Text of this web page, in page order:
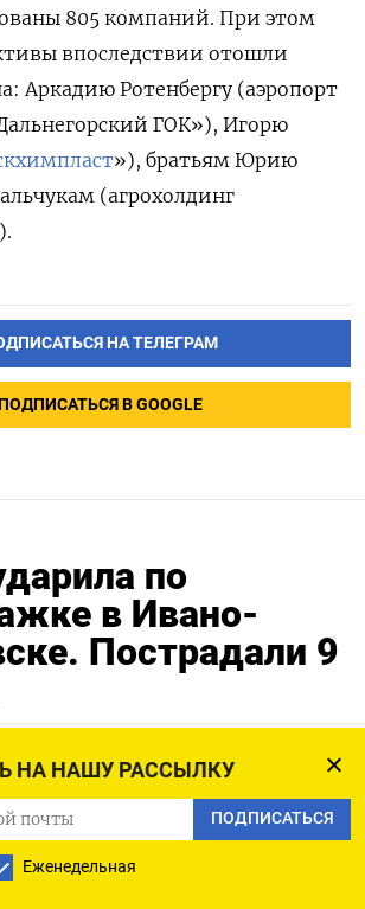
НА НАШУ РАССЫЛКУ
ПОДПИСАТЬСЯ
Еженедельная
805 компаний. При этом
впоследствии отошли
Аркадию Ротенбергу (аэропорт
ГОК»), Игорю
»), братьям Юрию
(агрохолдинг
НА ТЕЛЕГРАМ
В GOOGLE
по
в Ивано-
Пострадали 9